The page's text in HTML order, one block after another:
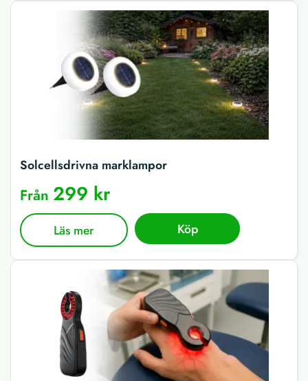
Solcellsdrivna marklampor
Från 299 kr
Läs mer Köp